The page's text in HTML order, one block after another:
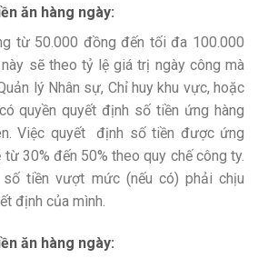
ăn hàng ngày:
từ 50.000 đồng đến tối đa 100.000
sẽ theo tỷ lệ giá trị ngày công mà
lý Nhân sự, Chỉ huy khu vực, hoặc
quyền quyết định số tiền ứng hàng
Việc quyết định số tiền được ứng
30% đến 50% theo quy chế công ty.
tiền vượt mức (nếu có) phải chịu
định của mình.
ăn hàng ngày: